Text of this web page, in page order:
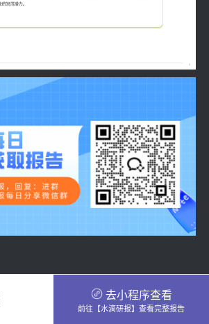
去小程序查看
前往【水滴研报】查看完整报告